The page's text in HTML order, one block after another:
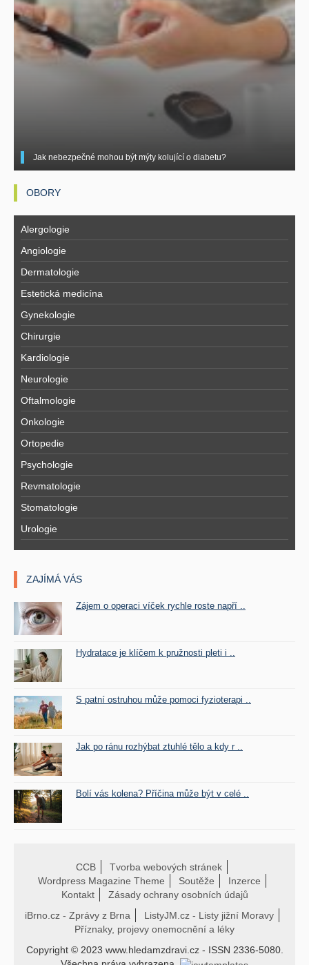
Jak nebezpečné mohou být mýty kolující o diabetu?
OBORY
Alergologie
Angiologie
Dermatologie
Estetická medicína
Gynekologie
Chirurgie
Kardiologie
Neurologie
Oftalmologie
Onkologie
Ortopedie
Psychologie
Revmatologie
Stomatologie
Urologie
ZAJÍMÁ VÁS
Zájem o operaci víček rychle roste napří ..
Hydratace je klíčem k pružnosti pleti i ..
S patní ostruhou může pomoci fyzioterapi ..
Jak po ránu rozhýbat ztuhlé tělo a kdy r ..
Bolí vás kolena? Příčina může být v celé ..
CCB
Tvorba webových stránek
Wordpress Magazine Theme
Soutěže
Inzerce
Kontakt
Zásady ochrany osobních údajů
iBrno.cz - Zprávy z Brna
ListyJM.cz - Listy jižní Moravy
Příznaky, projevy onemocnění a léky
Copyright © 2023 www.hledamzdravi.cz - ISSN 2336-5080.